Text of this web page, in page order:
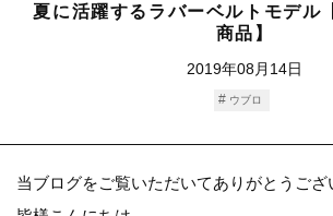
夏に活躍するラバーベルトモデル
商品】
2019年08月14日
ウブロ
当ブログをご覧いただいてありがとうござ